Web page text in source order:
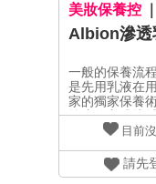
美妝保養控
Albion滲透
一般的保養流
是先用乳液在
家的獨家保養
按摩的方式擦
成懶人保養惹
目前
請先